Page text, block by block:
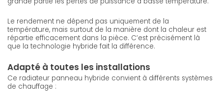
Le rendement ne dépend pas uniquement de la
température, mais surtout de la manière dont la chaleur est
répartie efficacement dans la pièce. C’est précisément là
que la technologie hybride fait la différence.
Adapté à toutes les installations
Ce radiateur panneau hybride convient à différents systèmes
de chauffage :